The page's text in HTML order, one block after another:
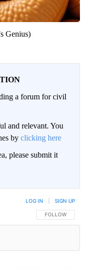
Genius)
a forum for civil
and relevant. You
by clicking here
please submit it
FOLLOW THIS
FOLLOW
LOG IN SIGN UP